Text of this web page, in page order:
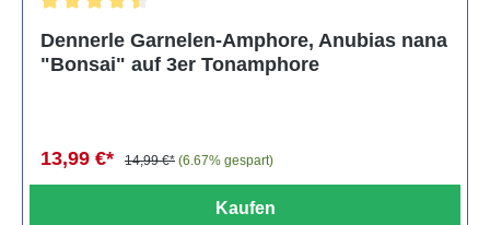
Dennerle Garnelen-Amphore, Anubias nana
"Bonsai" auf 3er Tonamphore
13,99 €* 14,99 €* (6.67% gespart)
Kaufen